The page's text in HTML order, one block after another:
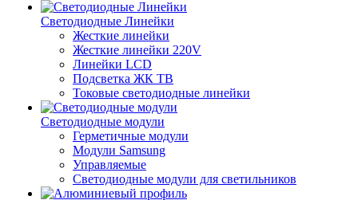
Светодиодные Линейки
Жесткие линейки
Жесткие линейки 220V
Линейки LCD
Подсветка ЖК ТВ
Токовые светодиодные линейки
Светодиодные модули
Герметичные модули
Модули Samsung
Управляемые
Светодиодные модули для светильников